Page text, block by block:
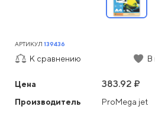
Цена 383.92 ₽
Производитель
ProMega jet
АРТИКУЛ 139436
К сравнению В